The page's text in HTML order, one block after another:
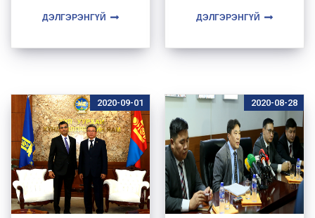
ДЭЛГЭРЭНГҮЙ ДЭЛГЭРЭНГҮЙ
2020-09-01 2020-08-28